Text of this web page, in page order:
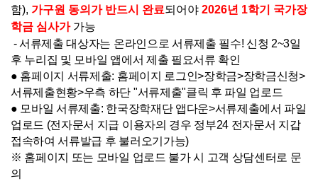
함), 가구원 동의가 반드시 완료되어야 2026년 1학기 국가장
학금 심사가 가능
- 서류제출 대상자는 온라인으로 서류제출 필수! 신청 2~3일
후 누리집 및 모바일 앱에서 제출 필요서류 확인
● 홈페이지 서류제출: 홈페이지 로그인>장학금>장학금신청>
서류제출현황>우측 하단 "서류제출"클릭 후 파일 업로드
● 모바일 서류제출: 한국장학재단 앱다운>서류제출에서 파일
업로드 (전자문서 지급 이용자의 경우 정부24 전자문서 지갑
접속하여 서류발급 후 불러오기가능)
※ 홈페이지 또는 모바일 업로드 불가 시 고객 상담센터로 문
의